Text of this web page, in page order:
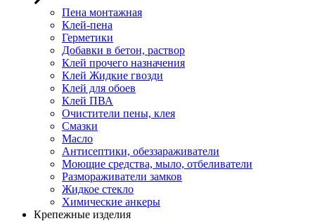
Пена монтажная
Клей-пена
Герметики
Добавки в бетон, раствор
Клей прочего назначения
Клей Жидкие гвозди
Клей для обоев
Клей ПВА
Очистители пены, клея
Смазки
Масло
Антисептики, обеззараживатели
Моющие средства, мыло, отбеливатели
Размораживатели замков
Жидкое стекло
Химические анкеры
Крепежные изделия